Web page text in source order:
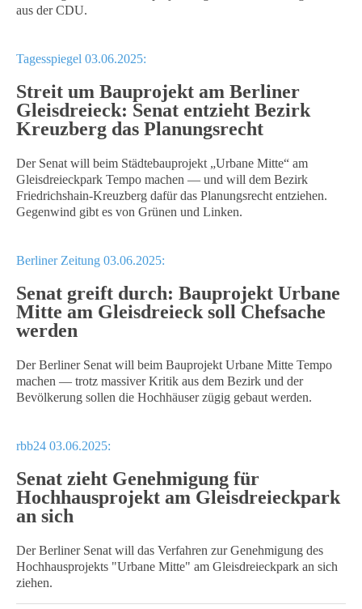
aus der CDU.
Tagesspiegel 03.06.2025:
Streit um Bauprojekt am Berliner
Gleisdreieck: Senat entzieht Bezirk
Kreuzberg das Planungsrecht
Der Senat will beim Städtebauprojekt „Urbane Mitte“ am
Gleisdreieckpark Tempo machen — und will dem Bezirk
Friedrichshain-Kreuzberg dafür das Planungsrecht entziehen.
Gegenwind gibt es von Grünen und Linken.
Berliner Zeitung 03.06.2025:
Senat greift durch: Bauprojekt Urbane
Mitte am Gleisdreieck soll Chefsache
werden
Der Berliner Senat will beim Bauprojekt Urbane Mitte Tempo
machen — trotz massiver Kritik aus dem Bezirk und der
Bevölkerung sollen die Hochhäuser zügig gebaut werden.
rbb24 03.06.2025:
Senat zieht Genehmigung für
Hochhausprojekt am Gleisdreieckpark
an sich
Der Berliner Senat will das Verfahren zur Genehmigung des
Hochhausprojekts "Urbane Mitte" am Gleisdreieckpark an sich
ziehen.